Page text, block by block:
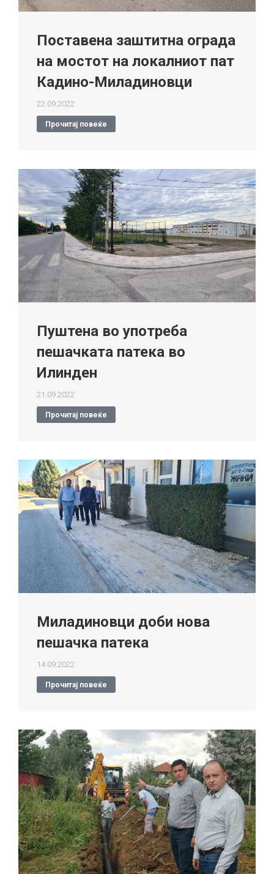
Поставена заштитна ограда
на мостот на локалниот пат
Кадино-Миладиновци
22.09.2022
Прочитај повеќе
Пуштена во употреба
пешачката патека во
Илинден
21.09.2022
Прочитај повеќе
Миладиновци доби нова
пешачка патека
14.09.2022
Прочитај повеќе